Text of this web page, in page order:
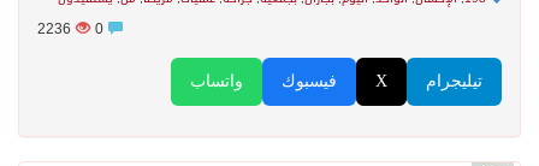
2236
واتساب فيسبوك X تيليجرام